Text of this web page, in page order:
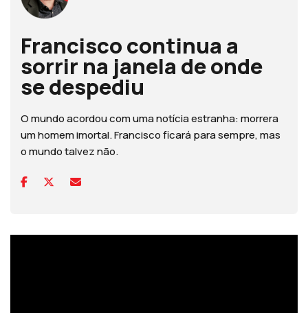
Francisco continua a
sorrir na janela de onde
se despediu
O mundo acordou com uma notícia estranha: morrera
um homem imortal. Francisco ficará para sempre, mas
o mundo talvez não.